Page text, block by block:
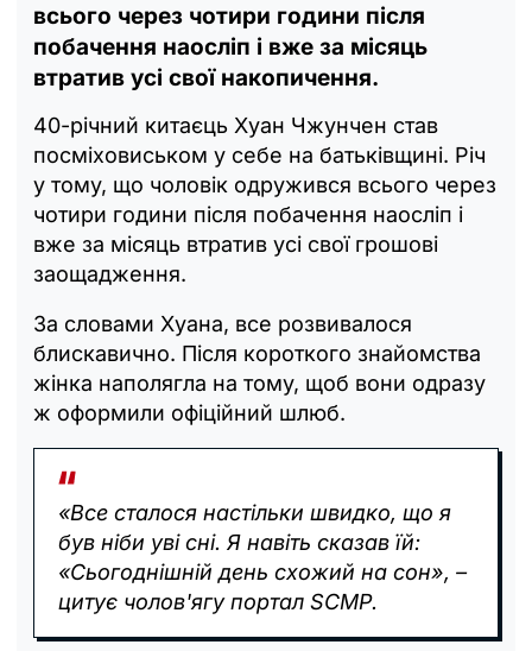
всього через чотири години після
побачення наосліп і вже за місяць
втратив усі свої накопичення.
40-річний китаєць Хуан Чжунчен став
посміховиськом у себе на батьківщині. Річ
у тому, що чоловік одружився всього через
чотири години після побачення наосліп і
вже за місяць втратив усі свої грошові
заощадження.
За словами Хуана, все розвивалося
блискавично. Після короткого знайомства
жінка наполягла на тому, щоб вони одразу
ж оформили офіційний шлюб.
«Все сталося настільки швидко, що я
був ніби уві сні. Я навіть сказав їй:
«Сьогоднішній день схожий на сон», –
цитує чолов'ягу портал SCMP.